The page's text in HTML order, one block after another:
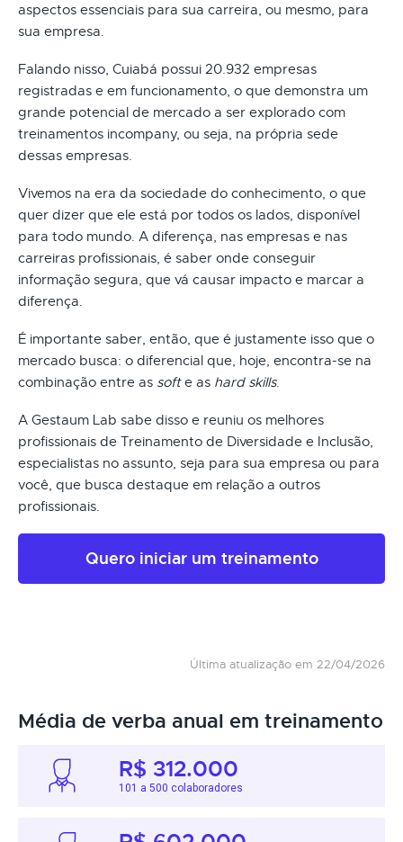
aspectos essenciais para sua carreira, ou mesmo, para
sua empresa.
Falando nisso, Cuiabá possui 20.932 empresas
registradas e em funcionamento, o que demonstra um
grande potencial de mercado a ser explorado com
treinamentos incompany, ou seja, na própria sede
dessas empresas.
Vivemos na era da sociedade do conhecimento, o que
quer dizer que ele está por todos os lados, disponível
para todo mundo. A diferença, nas empresas e nas
carreiras profissionais, é saber onde conseguir
informação segura, que vá causar impacto e marcar a
diferença.
É importante saber, então, que é justamente isso que o
mercado busca: o diferencial que, hoje, encontra-se na
combinação entre as softe as hard skills.
A Gestaum Lab sabe disso e reuniu os melhores
profissionais de Treinamento de Diversidade e Inclusão,
especialistas no assunto, seja para sua empresa ou para
você, que busca destaque em relação a outros
profissionais.
Quero iniciar um treinamento
Última atualização em 22/04/2026
Média de verba anual em treinamento
R$ 312.000
101 a 500 colaboradores